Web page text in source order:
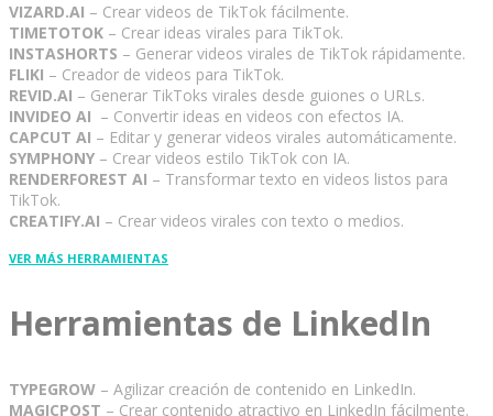
VIZARD.AI – Crear videos de TikTok fácilmente.
TIMETOTOK – Crear ideas virales para TikTok.
INSTASHORTS – Generar videos virales de TikTok rápidamente.
FLIKI – Creador de videos para TikTok.
REVID.AI – Generar TikToks virales desde guiones o URLs.
INVIDEO AI – Convertir ideas en videos con efectos IA.
CAPCUT AI – Editar y generar videos virales automáticamente.
SYMPHONY – Crear videos estilo TikTok con IA.
RENDERFOREST AI – Transformar texto en videos listos para
TikTok.
CREATIFY.AI – Crear videos virales con texto o medios.
VER MÁS HERRAMIENTAS
Herramientas de LinkedIn
TYPEGROW – Agilizar creación de contenido en LinkedIn.
MAGICPOST – Crear contenido atractivo en LinkedIn fácilmente.